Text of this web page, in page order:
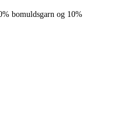
bomuldsgarn og 10%